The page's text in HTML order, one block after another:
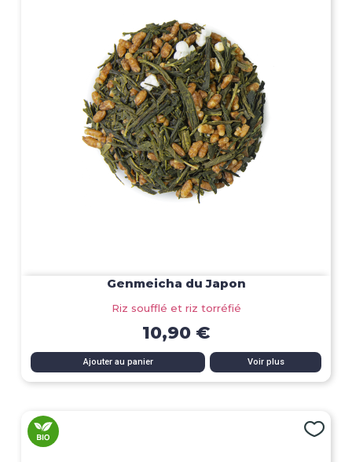
Genmeicha du Japon
Riz soufflé et riz torréfié
10,90 €
Ajouter au panier Voir plus